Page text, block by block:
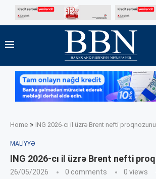
Home » ING 2026-cı il üzrə Brent nefti proqnozunu
MALIYYƏ
ING 2026-cı il üzrə Brent nefti
26/05/2026 0 comments 0 views